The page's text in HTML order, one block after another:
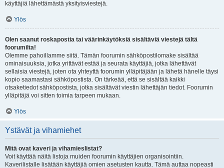
käyttäjiä lähettämästä yksityisviestejä.
Ylös
Olen saanut roskapostia tai väärinkäytöksiä sisältäviä viestejä tältä
foorumilta!
Olemme pahoillamme siitä. Tämän foorumin sähköpostilomake sisältää
ominaisuuksia, jotka yrittävät estää ja seurata käyttäjiä, jotka lähettävät
sellaisia viestejä, joten ota yhteyttä foorumin ylläpitäjään ja lähetä hänelle täysi
kopio saamastasi sähköpostista. On tärkeää, että se sisältää kaikki
otsaketiedot sähköpostista, jotka sisältävät viestin lähettäjän tiedot. Foorumin
ylläpitäjä voi sitten toimia tarpeen mukaan.
Ylös
Ystävät ja vihamiehet
Mitä ovat kaveri ja vihamieslistat?
Voit käyttää näitä listoja muiden foorumin käyttäjien organisointiin.
Kaverilistalle lisätään käyttäjiä omien asetusten kautta. Tämä auttaa nopeasti